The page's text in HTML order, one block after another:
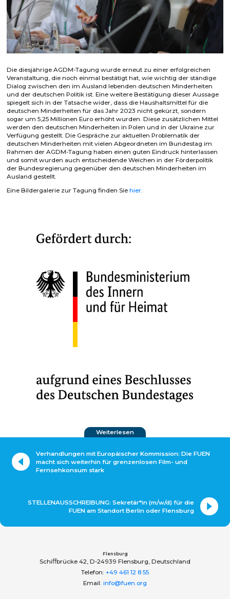
Die diesjährige AGDM-Tagung wurde erneut zu einer erfolgreichen
Veranstaltung, die noch einmal bestätigt hat, wie wichtig der ständige
Dialog zwischen den im Ausland lebenden deutschen Minderheiten
und der deutschen Politik ist. Eine weitere Bestätigung dieser Aussage
spiegelt sich in der Tatsache wider, dass die Haushaltsmittel für die
deutschen Minderheiten für das Jahr 2023 nicht gekürzt, sondern
sogar um 5,25 Millionen Euro erhöht wurden. Diese zusätzlichen Mittel
werden den deutschen Minderheiten in Polen und in der Ukraine zur
Verfügung gestellt. Die Gespräche zur aktuellen Problematik der
deutschen Minderheiten mit vielen Abgeordneten im Bundestag im
Rahmen der AGDM-Tagung haben einen guten Eindruck hinterlassen
und somit wurden auch entscheidende Weichen in der Förderpolitik
der Bundesregierung gegenüber den deutschen Minderheiten im
Ausland gestellt.
Eine Bildergalerie zur Tagung finden Siehier.
Weiterlesen
Verhandlungen mit Europäischer Kommission: Die FUEN
macht sich weiterhin für grenzenlosen Film- und
Fernsehkonsum stark
STELLENAUSSCHREIBUNG: Sekretär*in (m/w/d) für die
FUEN am Standort Berlin oder Flensburg
Flensburg
Schiﬀbrücke 42, D-24939 Flensburg, Deutschland
Telefon: +49 461 12 8 55
Email: info@fuen.org